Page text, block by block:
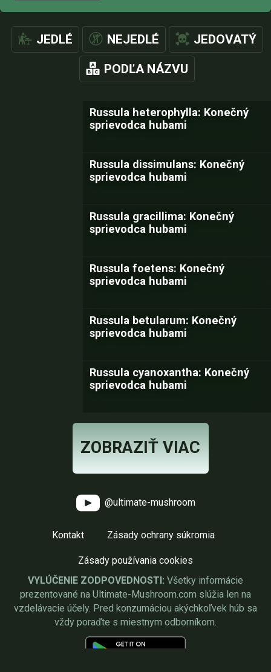
JEDLÉ NEJEDLÉ JEDOVATÝ
PODĽA NÁZVU
Russula heterophylla: Konečný
sprievodca hubami
Russula dissimulans: Konečný
sprievodca hubami
Russula gracillima: Konečný
sprievodca hubami
Russula foetens: Konečný
sprievodca hubami
Russula betularum: Konečný
sprievodca hubami
Russula cyanoxantha: Konečný
sprievodca hubami
ZOBRAZIŤ VIAC
@ultimate-mushroom
Kontakt Zásady ochrany súkromia
Zásady používania cookies
VYLÚČENIE ZODPOVEDNOSTI: Všetky informácie
prezentované na Ultimate-Mushroom.com slúžia len na
vzdelávacie účely. Pred konzumáciou akýchkoľvek húb sa
vždy poraďte s miestnym odborníkom.